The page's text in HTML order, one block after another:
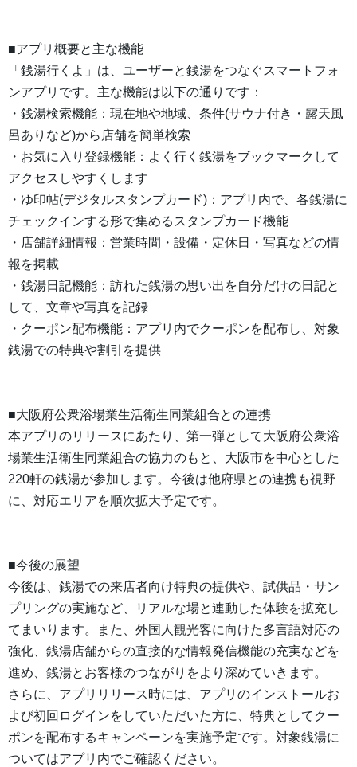
■アプリ概要と主な機能
「銭湯行くよ」は、ユーザーと銭湯をつなぐスマートフォ
ンアプリです。主な機能は以下の通りです：
・銭湯検索機能：現在地や地域、条件(サウナ付き・露天風
呂ありなど)から店舗を簡単検索
・お気に入り登録機能：よく行く銭湯をブックマークして
アクセスしやすくします
・ゆ印帖(デジタルスタンプカード)：アプリ内で、各銭湯に
チェックインする形で集めるスタンプカード機能
・店舗詳細情報：営業時間・設備・定休日・写真などの情
報を掲載
・銭湯日記機能：訪れた銭湯の思い出を自分だけの日記と
して、文章や写真を記録
・クーポン配布機能：アプリ内でクーポンを配布し、対象
銭湯での特典や割引を提供
■大阪府公衆浴場業生活衛生同業組合との連携
本アプリのリリースにあたり、第一弾として大阪府公衆浴
場業生活衛生同業組合の協力のもと、大阪市を中心とした
220軒の銭湯が参加します。今後は他府県との連携も視野
に、対応エリアを順次拡大予定です。
■今後の展望
今後は、銭湯での来店者向け特典の提供や、試供品・サン
プリングの実施など、リアルな場と連動した体験を拡充し
てまいります。また、外国人観光客に向けた多言語対応の
強化、銭湯店舗からの直接的な情報発信機能の充実などを
進め、銭湯とお客様のつながりをより深めていきます。
さらに、アプリリリース時には、アプリのインストールお
よび初回ログインをしていただいた方に、特典としてクー
ポンを配布するキャンペーンを実施予定です。対象銭湯に
ついてはアプリ内でご確認ください。